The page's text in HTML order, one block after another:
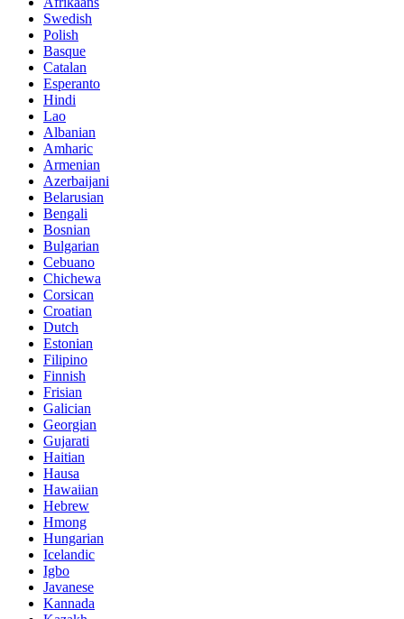
Swedish
Polish
Basque
Catalan
Esperanto
Hindi
Lao
Albanian
Amharic
Armenian
Azerbaijani
Belarusian
Bengali
Bosnian
Bulgarian
Cebuano
Chichewa
Corsican
Croatian
Dutch
Estonian
Filipino
Finnish
Frisian
Galician
Georgian
Gujarati
Haitian
Hausa
Hawaiian
Hebrew
Hmong
Hungarian
Icelandic
Igbo
Javanese
Kannada